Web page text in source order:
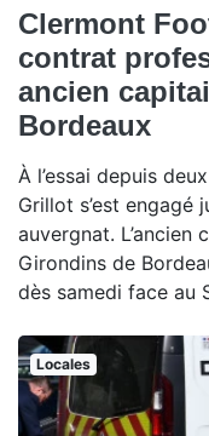
Clermont
contrat
ancien
Bordeaux
À l’essai depuis
Grillot s’est engagé
auvergnat. L’ancien
Girondins de
dès samedi face au
Locales